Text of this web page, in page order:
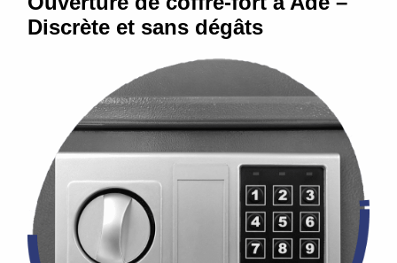
Discrète et sans dégâts